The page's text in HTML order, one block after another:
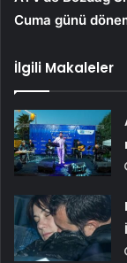
Cuma günü
İlgili Makaleler